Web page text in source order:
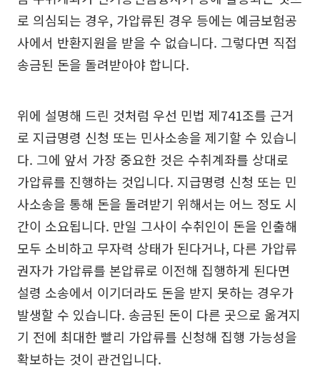
로 의심되는 경우, 가압류된 경우 등에는 예금보험공
사에서 반환지원을 받을 수 없습니다. 그렇다면 직접
송금된 돈을 돌려받아야 합니다.
위에 설명해 드린 것처럼 우선 민법 제741조를 근거
로 지급명령 신청 또는 민사소송을 제기할 수 있습니
다. 그에 앞서 가장 중요한 것은 수취계좌를 상대로
가압류를 진행하는 것입니다. 지급명령 신청 또는 민
사소송을 통해 돈을 돌려받기 위해서는 어느 정도 시
간이 소요됩니다. 만일 그사이 수취인이 돈을 인출해
모두 소비하고 무자력 상태가 된다거나, 다른 가압류
권자가 가압류를 본압류로 이전해 집행하게 된다면
설령 소송에서 이기더라도 돈을 받지 못하는 경우가
발생할 수 있습니다. 송금된 돈이 다른 곳으로 옮겨지
기 전에 최대한 빨리 가압류를 신청해 집행 가능성을
확보하는 것이 관건입니다.